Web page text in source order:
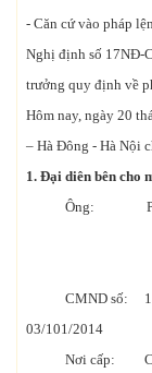
- Căn cứ vào pháp
Nghị định số 17NĐ-
trưởng quy định về
Hôm nay, ngày 20
– Hà Đông - Hà Nội
1. Đại diên bên cho
Ông: Phạm
CMND số:
03/101/
Nơi cấp: